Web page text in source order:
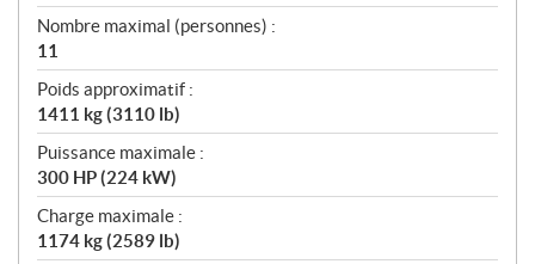
Nombre maximal (personnes) :
11
Poids approximatif :
1411 kg (3110 lb)
Puissance maximale :
300 HP (224 kW)
Charge maximale :
1174 kg (2589 lb)